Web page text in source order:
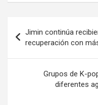
de
entradas
Jimin continúa
recuperación con
Grupos de K-
diferentes